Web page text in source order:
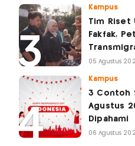
Kampus
Tim Riset
Fakfak,
05 Agustus
Kampus
3 Contoh
Agustus
Dipahami
06 Agustus